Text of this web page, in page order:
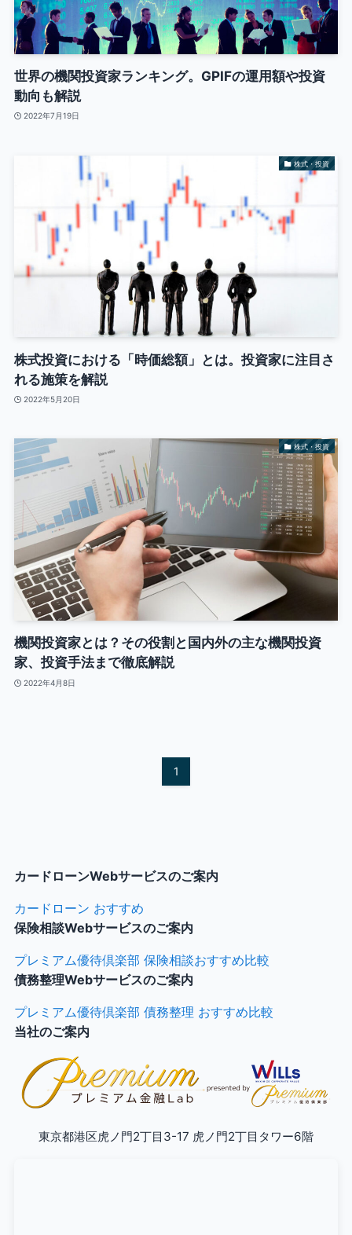
世界の機関投資家ランキング。GPIFの運用額や投資
動向も解説
2022年7月19日
株式・投資
株式投資における「時価総額」とは。投資家に注目さ
れる施策を解説
2022年5月20日
株式・投資
機関投資家とは？その役割と国内外の主な機関投資
家、投資手法まで徹底解説
2022年4月8日
1
カードローンWebサービスのご案内
カードローン おすすめ
保険相談Webサービスのご案内
プレミアム優待倶楽部 保険相談おすすめ比較
債務整理Webサービスのご案内
プレミアム優待倶楽部 債務整理 おすすめ比較
当社のご案内
東京都港区虎ノ門2丁目3-17 虎ノ門2丁目タワー6階